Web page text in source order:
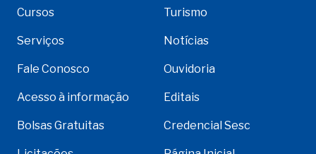
Cursos Turismo
Serviços Notícias
Fale Conosco Ouvidoria
Acesso à informação Editais
Bolsas Gratuitas Credencial Sesc